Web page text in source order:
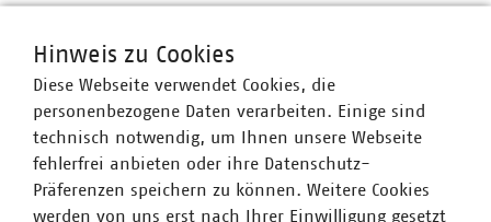
Landesgruppe berichtete, dass im Land einige Stadtwerke
sich jedoch fast ausschließlich um Mieterstromprojekte
vor dem Mieterstromgesetz oder in Kombination mit
Kraft-Wärme-Kopplung. Die VKU Landesgruppe und die
Stadtwerkevertreter erläuterten, dass die Akzeptanz für
Mieterstrom vorhanden sei, jedoch Hemmnisse im
Hinweis zu Cookies
Diese Webseite verwendet Cookies, die
personenbezogene Daten verarbeiten. Einige sind
technisch notwendig, um Ihnen unsere Webseite
fehlerfrei anbieten oder ihre Datenschutz-
Präferenzen speichern zu können. Weitere Cookies
werden von uns erst nach Ihrer Einwilligung gesetzt